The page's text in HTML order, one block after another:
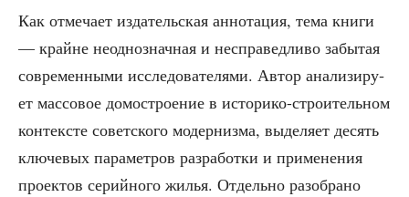
Как отме­ча­ет изда­тель­ская анно­та­ция, тема кни­ги
— крайне неод­но­знач­ная и неспра­вед­ли­во забы­тая
совре­мен­ны­ми иссле­до­ва­те­ля­ми. Автор ана­ли­зи­ру­
ет мас­со­вое домо­стро­е­ние в исто­ри­ко-стро­и­тель­ном
кон­тек­сте совет­ско­го модер­низ­ма, выде­ля­ет десять
клю­че­вых пара­мет­ров раз­ра­бот­ки и при­ме­не­ния
про­ек­тов серий­но­го жилья. Отдель­но разо­бра­но